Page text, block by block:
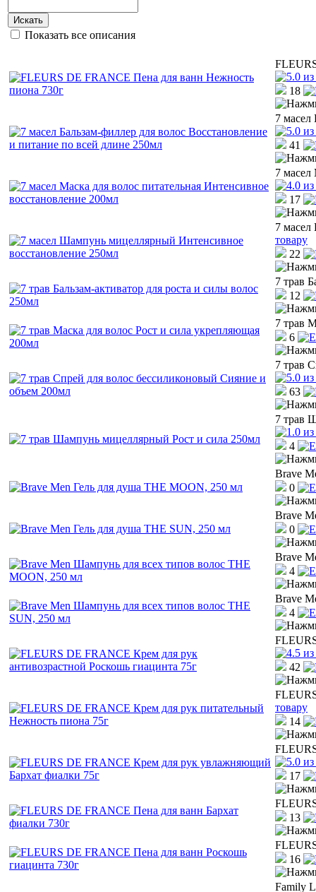
Искать
Показать все описания
18
7 масел
41
7 масел
17
7
товару
22
7 трав
12
7 трав
6
7 трав
63
7 трав
4
Brave
0
Brave
0
Brave
4
Brave
4
42
товару
14
17
13
16
Family